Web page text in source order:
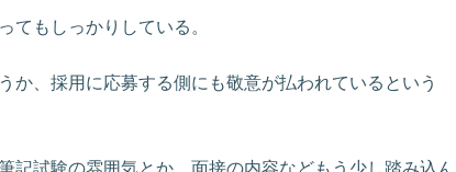
てもしっかりしている。
か、採用に応募する側にも敬意が払われているという
記試験の雰囲気とか、面接の内容などもう少し踏み込ん